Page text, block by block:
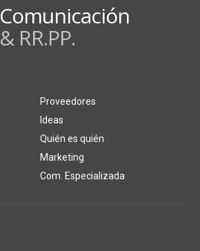
Comunicación
& RR.PP.
Proveedores
Ideas
Quién es quién
Marketing
Com. Especializada